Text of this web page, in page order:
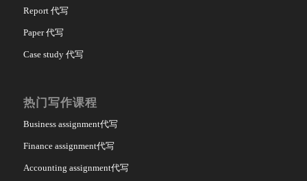
Report 代写
Paper 代写
Case study 代写
热门写作课程
Business assignment代写
Finance assignment代写
Accounting assignment代写